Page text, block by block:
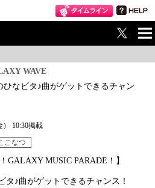
WAVE
ひなビタ♪曲がゲットできるチャン
） 10:30掲載
こなつ
GALAXY MUSIC PARADE！】
タ♪曲がゲットできるチャンス！